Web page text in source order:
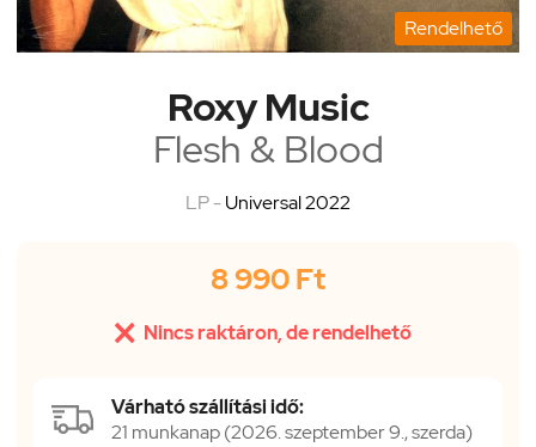
Rendelhető
Roxy Music
Flesh & Blood
LP -Universal 2022
8 990 Ft
 Nincs raktáron, de rendelhető
Várható szállítási idő:
21 munkanap (2026. szeptember 9., szerda)